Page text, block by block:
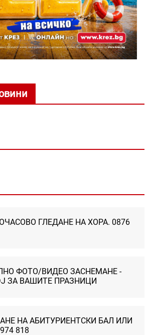
ГЛЕДАНЕ НА ХОРА. 0876
ФОТО/ВИДЕО ЗАСНЕМАНЕ -
ЗА ВАШИТЕ ПРАЗНИЦИ
НА АБИТУРИЕНТСКИ БАЛ ИЛИ
818